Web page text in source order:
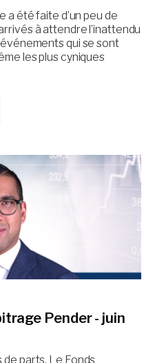
a été faite d’un peu de
à attendre l’inattendu
qui se sont
les plus cyniques
Pender - juin
parts, Le Fonds